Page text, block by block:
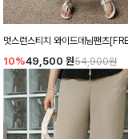
멋스런스티치 와이드데님팬츠
10%49,500 원54,900원